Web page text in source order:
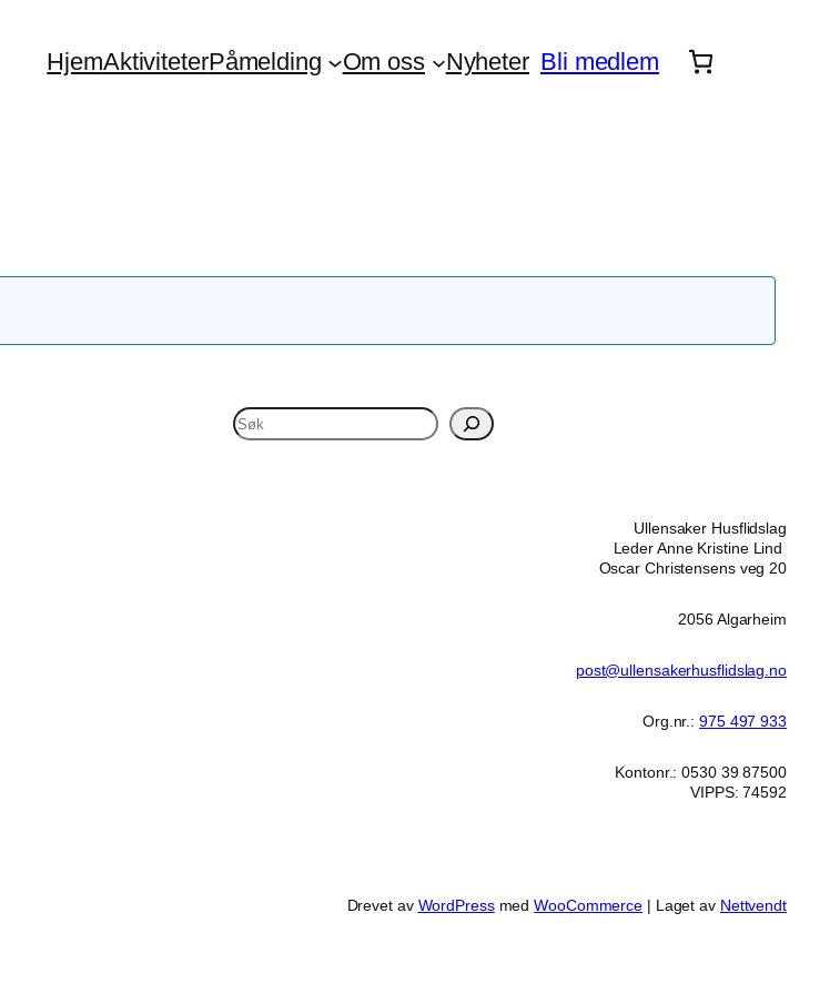
HjemAktiviteterPåmelding Om oss Nyheter Bli medlem
S
Ullensaker Husflidslag
Leder Anne Kristine Lind
Oscar Christensens veg 20
2056 Algarheim
post@ullensakerhusflidslag.no
Org.nr.:975 497 933
Kontonr.: 0530 39 87500
VIPPS: 74592
Drevet av WordPressmedWooCommerce | Laget av Nettvendt